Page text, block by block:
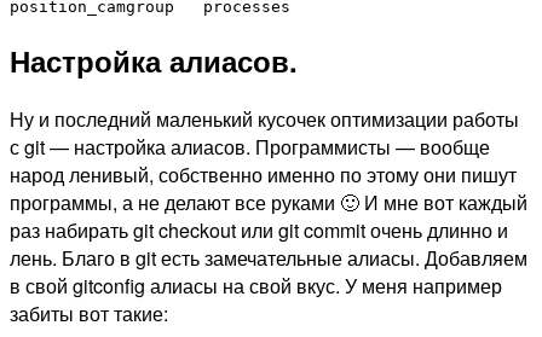
Настройка алиасов.
Ну и последний маленький кусочек оптимизации работы
с git — настройка алиасов. Программисты — вообще
народ ленивый, собственно именно по этому они пишут
программы, а не делают все руками 🙂 И мне вот каждый
раз набирать git checkout или git commit очень длинно и
лень. Благо в git есть замечательные алиасы. Добавляем
в свой gitconfig алиасы на свой вкус. У меня например
забиты вот такие: